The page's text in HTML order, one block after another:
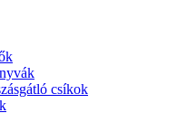
csíkok